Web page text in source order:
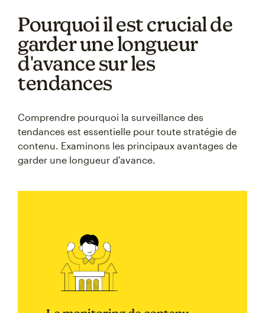
Pourquoi il est crucial de
garder une longueur
d'avance sur les
tendances
Comprendre pourquoi la surveillance des
tendances est essentielle pour toute stratégie de
contenu. Examinons les principaux avantages de
garder une longueur d'avance.